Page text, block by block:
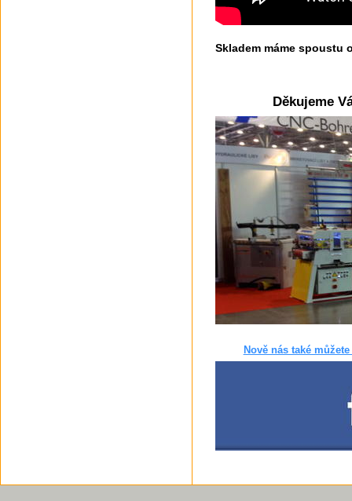
Skladem máme spoustu
Děkujeme
Nově nás také